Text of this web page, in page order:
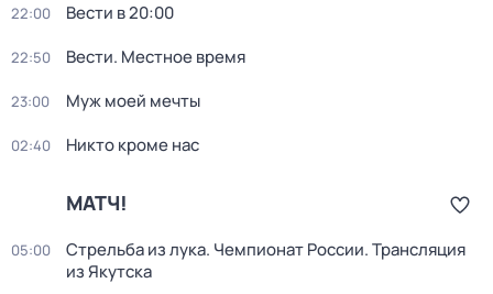
22:00 Вести в 20:00
22:50 Вести. Местное время
23:00 Муж моей мечты
02:40 Никто кроме нас
МАТЧ!
05:00
Стрельба из лука. Чемпионат России. Трансляция
из Якутска